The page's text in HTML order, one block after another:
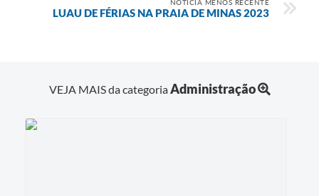
NOTÍCIA MENOS RECENTE
LUAU DE FÉRIAS NA PRAIA DE MINAS 2023
VEJA MAIS da categoriaAdministração